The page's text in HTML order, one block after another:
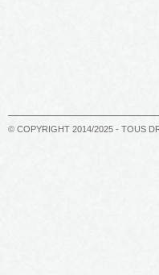
© COPYRIGHT 2014/2025 - TOUS